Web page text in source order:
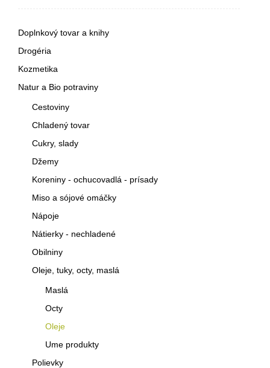
maternica
vaječníky
kosti a kĺby
koncentrácia
ľadviny
emočná nerovnováha 1
Doplnkový tovar a knihy
Drogéria
Kozmetika
Natur a Bio potraviny
Cestoviny
Chladený tovar
Cukry, slady
Džemy
Koreniny - ochucovadlá - prísady
Miso a sójové omáčky
Nápoje
Nátierky - nechladené
Obilniny
Oleje, tuky, octy, maslá
Maslá
Octy
Oleje
Ume produkty
Polievky